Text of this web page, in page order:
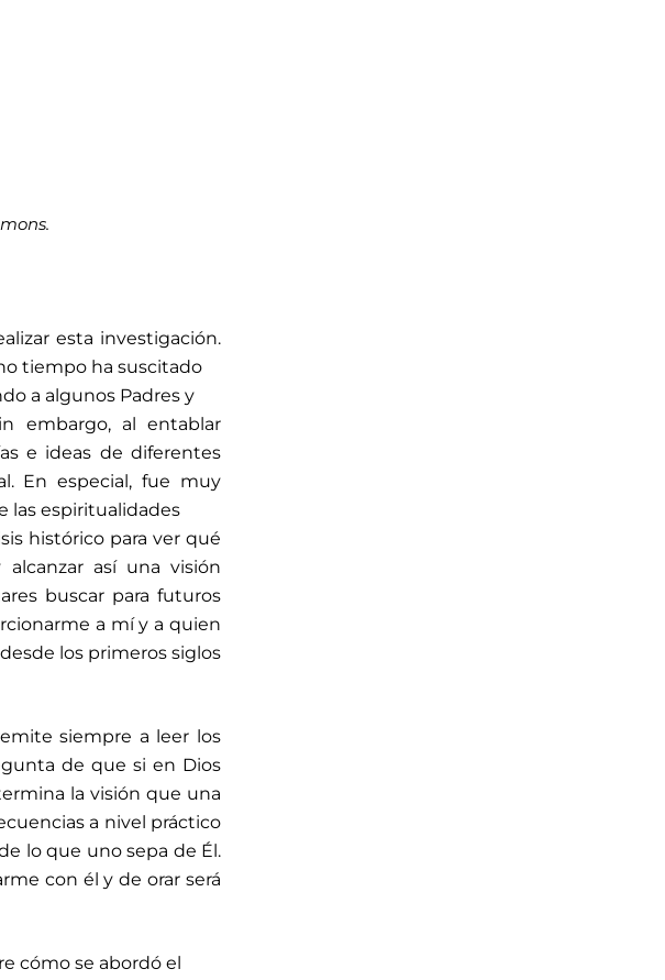
esta investigación.
tiempo ha suscitado
a algunos Padres y
embargo, al entablar
e ideas de diferentes
En especial, fue muy
las espiritualidades
histórico para ver qué
así una visión
buscar para futuros
a mí y a quien
los primeros siglos
siempre a leer los
de que si en Dios
la visión que una
a nivel práctico
lo que unosepa de Él.
con él yde orar será
cómo se abordó el